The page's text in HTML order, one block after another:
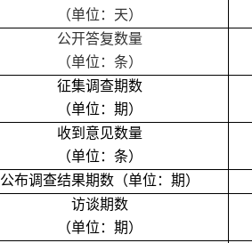
（单位：天）
公开答复数量
（单位：条）
征集调查期数
（单位：期）
收到意见数量
（单位：条）
公布调查结果期数（单位：期）
访谈期数
（单位：期）